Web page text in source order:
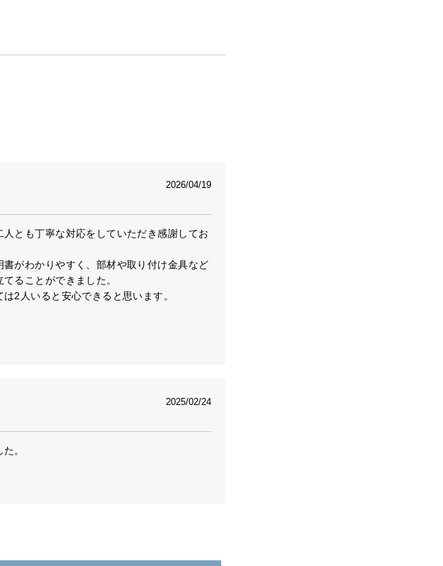
2026/04/19
とも丁寧な対応をしていただき感謝してお
がわかりやすく、部材や取り付け金具など
ることができました。
2人いると安心できると思います。
2025/02/24
。